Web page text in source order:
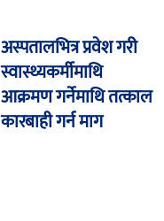
अस्पतालभित्र प्रवेश गरी
स्वास्थ्यकर्मीमाथि
आक्रमण गर्नेमाथि तत्काल
कारबाही गर्न माग